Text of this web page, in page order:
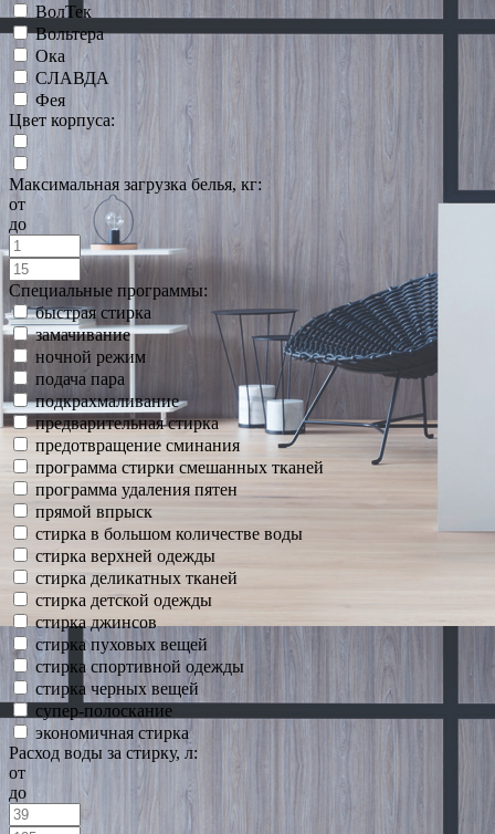
ВолТек
Вольтера
Ока
СЛАВДА
Фея
Цвет корпуса:
Максимальная загрузка белья, кг:
от
до
Специальные программы:
быстрая стирка
замачивание
ночной режим
подача пара
подкрахмаливание
предварительная стирка
предотвращение сминания
программа стирки смешанных тканей
программа удаления пятен
прямой впрыск
стирка в большом количестве воды
стирка верхней одежды
стирка деликатных тканей
стирка детской одежды
стирка джинсов
стирка пуховых вещей
стирка спортивной одежды
стирка черных вещей
супер-полоскание
экономичная стирка
Расход воды за стирку, л:
от
до